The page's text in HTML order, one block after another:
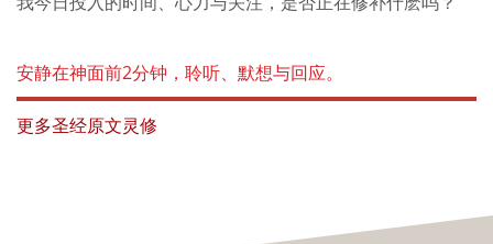
安静在神面前2分钟，聆听、默想与回应。
更多圣经原文灵修